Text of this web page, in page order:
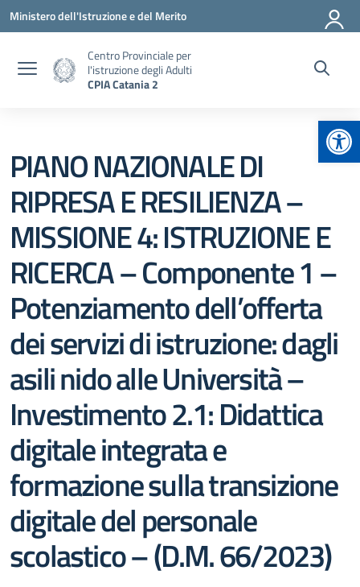
Vai ai contenuti
Vai al menu di navigazione
Vai al footer
Ministero dell'Istruzione e del Merito
Centro Provinciale per
l'istruzione degli Adulti
CPIA Catania 2
PIANO NAZIONALE DI
RIPRESA E RESILIENZA –
MISSIONE 4: ISTRUZIONE E
RICERCA – Componente 1 –
Potenziamento dell’offerta
dei servizi di istruzione: dagli
asili nido alle Università –
Investimento 2.1: Didattica
digitale integrata e
formazione sulla transizione
digitale del personale
scolastico – (D.M. 66/2023)